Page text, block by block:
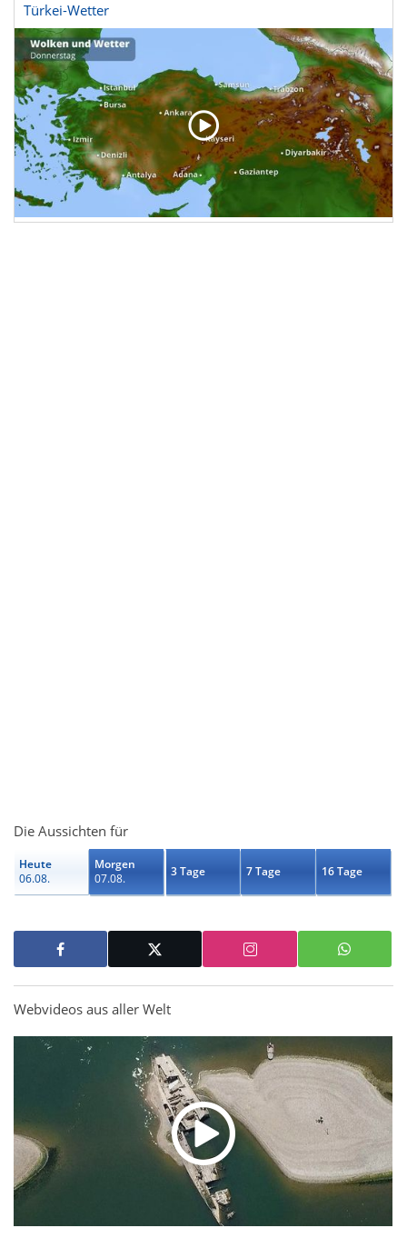
Türkei-Wetter
Die Aussichten für
Heute
06.08.
Morgen
07.08.
3 Tage 7 Tage 16 Tage
Webvideos aus aller Welt